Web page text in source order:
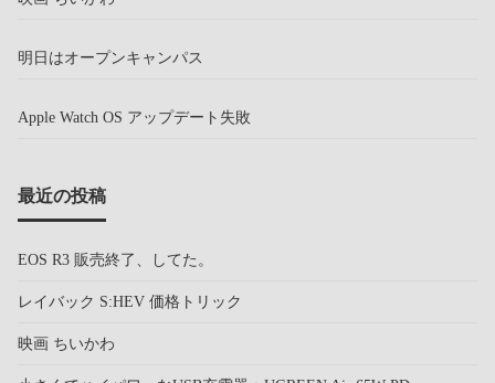
明日はオープンキャンパス
Apple Watch OS アップデート失敗
最近の投稿
EOS R3 販売終了、してた。
レイバック S:HEV 価格トリック
映画 ちいかわ